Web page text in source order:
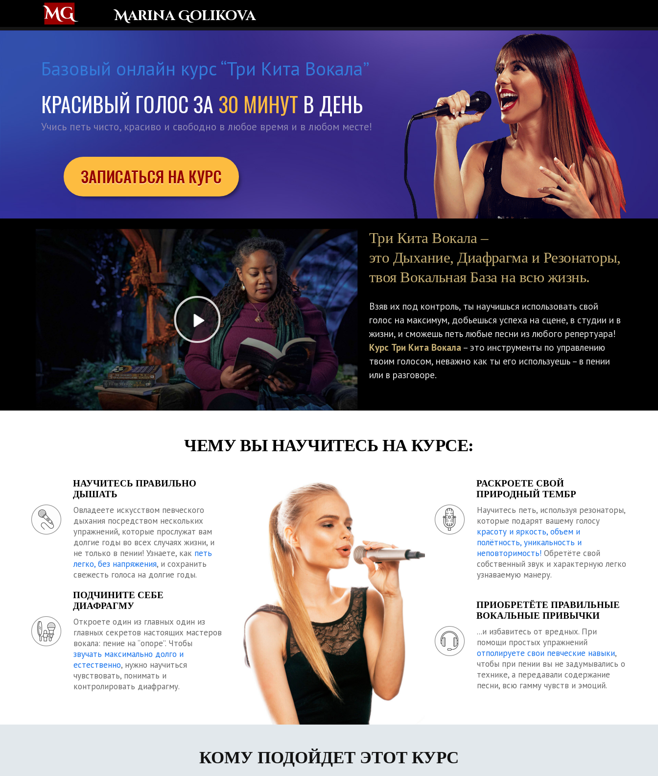
Marina Golikova
Базовый онлайн курс “Три Кита Вокала”
КРАСИВЫЙ ГОЛОС ЗА 30 МИНУТ В ДЕНЬ
Учись петь чисто, красиво и свободно в любое время и в любом месте!
ЗАПИСАТЬСЯ НА КУРС
Три Кита Вокала –
это Дыхание, Диафрагма и Резонаторы,
твоя Вокальная База на всю жизнь.
Взяв их под контроль, ты научишься использовать свой
голос на максимум, добьешься успеха на сцене, в студии и в
жизни, и сможешь петь любые песни из любого репертуара!
Курс Три Кита Вокала – это инструменты по управлению
твоим голосом, неважно как ты его используешь – в пении
или в разговоре.
ЧЕМУ ВЫ НАУЧИТЕСЬ НА КУРСЕ:
НАУЧИТЕСЬ ПРАВИЛЬНО
ДЫШАТЬ
Овладеете искусством певческого
дыхания посредством нескольких
упражнений, которые прослужат вам
долгие годы во всех случаях жизни, и
не только в пении! Узнаете, как петь
легко, без напряжения, и сохранить
свежесть голоса на долгие годы.
ПОДЧИНИТЕ СЕБЕ
ДИАФРАГМУ
Откроете один из главных один из
главных секретов настоящих мастеров
вокала: пение на “опоре”. Чтобы
звучать максимально долго и
естественно, нужно научиться
чувствовать, понимать и
контролировать диафрагму.
РАСКРОЕТЕ СВОЙ
ПРИРОДНЫЙ ТЕМБР
Научитесь петь, используя резонаторы,
которые подарят вашему голосу
красоту и яркость, объем и
полётность, уникальность и
неповторимость!Обретёте свой
собственный звук и характерную легко
узнаваемую манеру.
ПРИОБРЕТЁТЕ ПРАВИЛЬНЫЕ
ВОКАЛЬНЫЕ ПРИВЫЧКИ
...и избавитесь от вредных. При
помощи простых упражнений
отполируете свои певческие навыки,
чтобы при пении вы не задумывались о
технике, а передавали содержание
песни, всю гамму чувств и эмоций.
КОМУ ПОДОЙДЕТ ЭТОТ КУРС